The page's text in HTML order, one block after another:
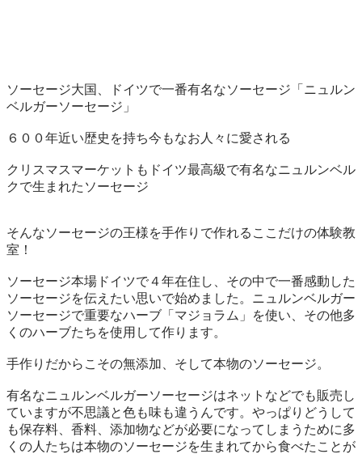
ソーセージ大国、ドイツで一番有名なソーセージ「ニュルン
ベルガーソーセージ」
６００年近い歴史を持ち今もなお人々に愛される
クリスマスマーケットもドイツ最高級で有名なニュルンベル
クで生まれたソーセージ
そんなソーセージの王様を手作りで作れるここだけの体験教
室！
ソーセージ本場ドイツで４年在住し、その中で一番感動した
ソーセージを伝えたい思いで始めました。ニュルンベルガー
ソーセージで重要なハーブ「マジョラム」を使い、その他多
くのハーブたちを使用して作ります。
手作りだからこその無添加、そして本物のソーセージ。
有名なニュルンベルガーソーセージはネットなどでも販売し
ていますが不思議と色も味も違うんです。やっぱりどうして
も保存料、香料、添加物などが必要になってしまうために多
くの人たちは本物のソーセージを生まれてから食べたことが